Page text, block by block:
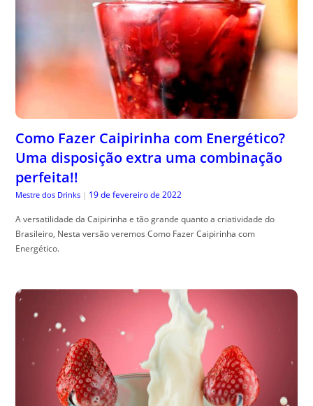
Como Fazer Caipirinha com Energético?
Uma disposição extra uma combinação
perfeita!!
Mestre dos Drinks | 19 de fevereiro de 2022
A versatilidade da Caipirinha e tão grande quanto a criatividade do
Brasileiro, Nesta versão veremos Como Fazer Caipirinha com
Energético.